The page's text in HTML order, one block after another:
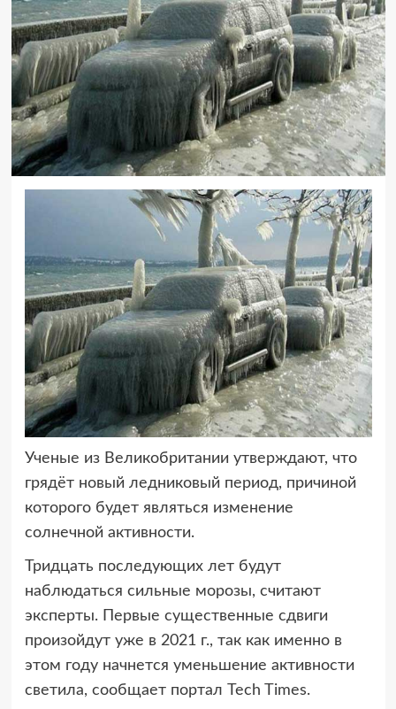
Ученые из Великобритании утверждают, что
грядёт новый ледниковый период, причиной
которого будет являться изменение
солнечной активности.
Тридцать последующих лет будут
наблюдаться сильные морозы, считают
эксперты. Первые существенные сдвиги
произойдут уже в 2021 г., так как именно в
этом году начнется уменьшение активности
светила, сообщает портал Tech Times.